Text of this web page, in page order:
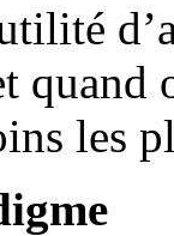
quand
les